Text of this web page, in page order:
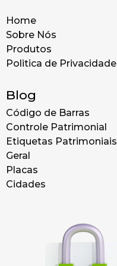
Home
Sobre Nós
Produtos
Politica de Privacidade
Blog
Código de Barras
Controle Patrimonial
Etiquetas Patrimoniais
Geral
Placas
Cidades